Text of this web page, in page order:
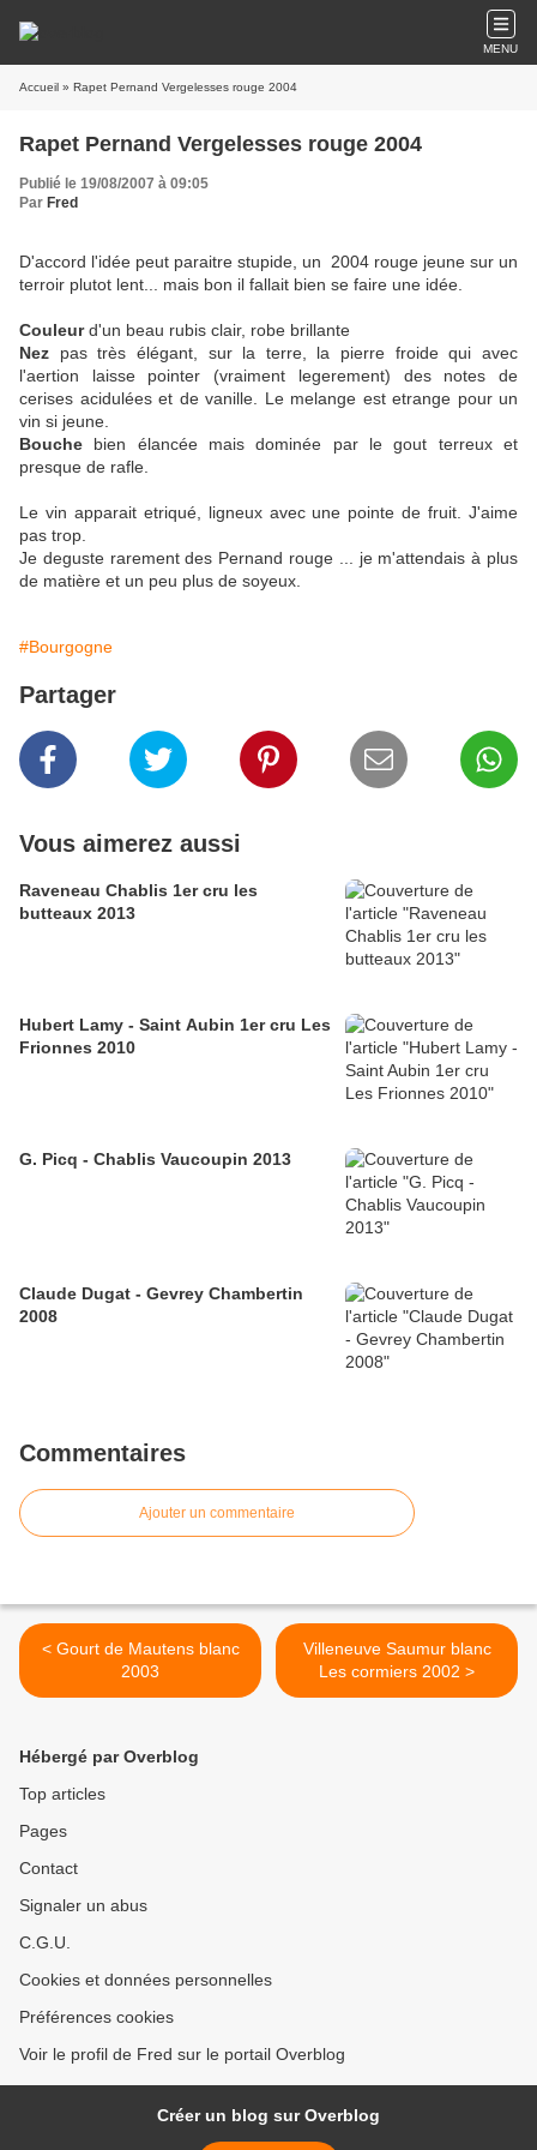
MENU
Accueil » Rapet Pernand Vergelesses rouge 2004
Rapet Pernand Vergelesses rouge 2004
Publié le 19/08/2007 à 09:05
Par Fred
D'accord l'idée peut paraitre stupide, un 2004 rouge jeune sur un
terroir plutot lent... mais bon il fallait bien se faire une idée.
Couleurd'un beau rubis clair, robe brillante
Nez pas très élégant, sur la terre, la pierre froide qui avec
l'aertion laisse pointer (vraiment legerement) des notes de
cerises acidulées et de vanille. Le melange est etrange pour un
vin si jeune.
Bouche bien élancée mais dominée par le gout terreux et
presque de rafle.
Le vin apparait etriqué, ligneux avec une pointe de fruit. J'aime
pas trop.
Je deguste rarement des Pernand rouge ... je m'attendais à plus
de matière et un peu plus de soyeux.
#Bourgogne
Partager
Vous aimerez aussi
Raveneau Chablis 1er cru les
butteaux 2013
Hubert Lamy - Saint Aubin 1er cru Les
Frionnes 2010
G. Picq - Chablis Vaucoupin 2013
Claude Dugat - Gevrey Chambertin
2008
Commentaires
Ajouter un commentaire
< Gourt de Mautens blanc
2003
Villeneuve Saumur blanc
Les cormiers 2002 >
Hébergé par Overblog
Top articles
Pages
Contact
Signaler un abus
C.G.U.
Cookies et données personnelles
Préférences cookies
Voir le profil de Fred sur le portail Overblog
Créer un blog sur Overblog